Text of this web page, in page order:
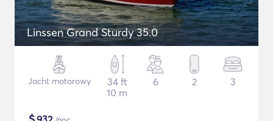
Linssen Grand Sturdy 35.0
Jacht motorowy
34 ft
10 m
6 2 3